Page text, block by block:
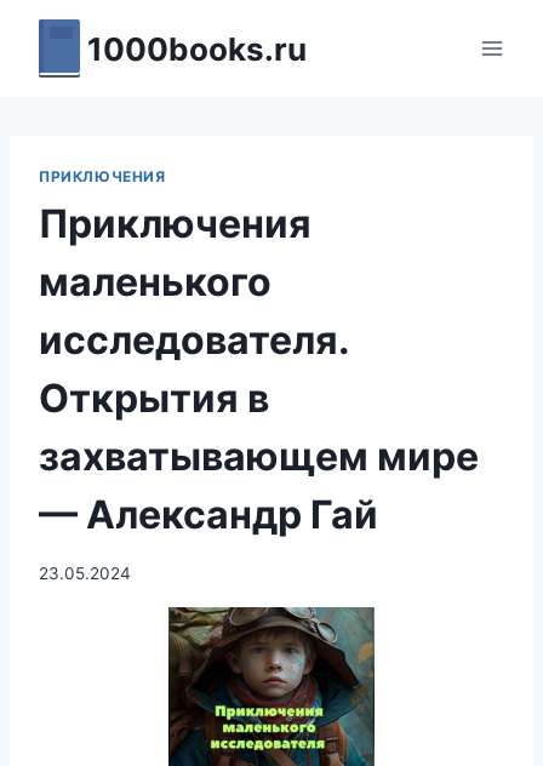
Перейти
содержимому
1000books.ru
ПРИКЛЮЧЕНИЯ
Приключения
маленького
исследователя.
Открытия в
захватывающем мире
— Александр Гай
23.05.2024